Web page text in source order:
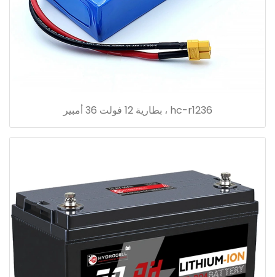
hc-r1236 ، بطارية 12 فولت 36 أمبير